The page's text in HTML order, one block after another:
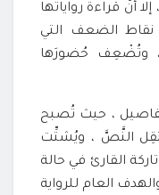
أنَّ قراءة رواياتها
الضعف التي
وتُضْعِف حُضورَها
، حيث تُصبح
النَّصَّ ، ويُشتِّت
القارئ في حالة
العام للرواية